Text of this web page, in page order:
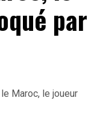
par